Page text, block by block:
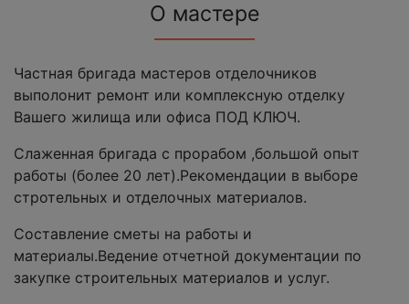
О мастере
Частная бригада мастеров отделочников
выполонит ремонт или комплексную отделку
Вашего жилища или офиса ПОД КЛЮЧ.
Слаженная бригада с прорабом ,большой опыт
работы (более 20 лет).Рекомендации в выборе
стротельных и отделочных материалов.
Составление сметы на работы и
материалы.Ведение отчетной документации по
закупке строительных материалов и услуг.